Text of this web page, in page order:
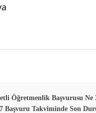
Öğretmenlik Başvurusu Ne
Başvuru Takviminde Son